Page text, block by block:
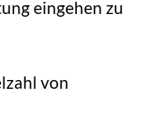
eingehen zu
von